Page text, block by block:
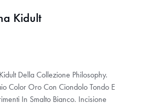
Kidult
Della Collezione Philosophy.
Color Oro Con Ciondolo Tondo E
In Smalto Bianco. Incisione